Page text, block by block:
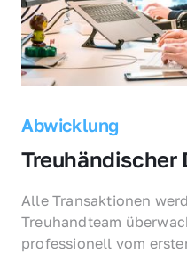
Abwicklung
Treuhändischer
Alle Transaktionen
Treuhandteam
professionell vom